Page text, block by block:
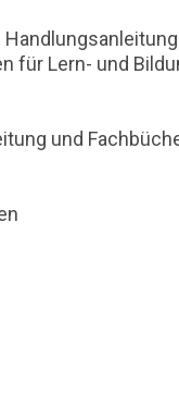
für Lern- und
und